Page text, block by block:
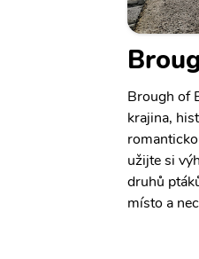
Brough of
krajina,
užijte si
druhů
místo a